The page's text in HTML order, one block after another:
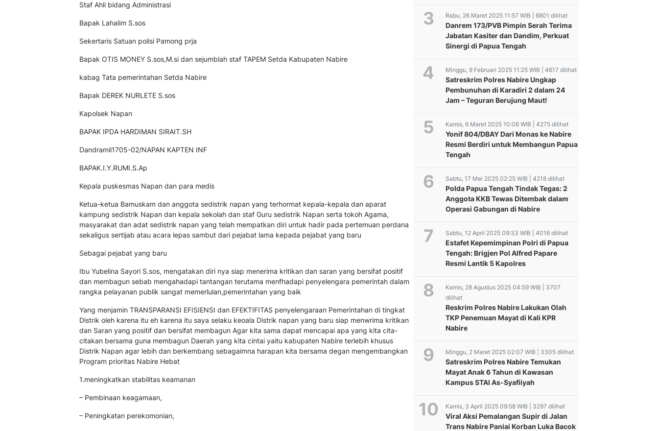
Staf Ahli bidang Administrasi
Bapak Lahalim S.sos
Sekertaris Satuan polisi Pamong prja
Bapak OTIS MONEY S.sos,M.si dan sejumblah staf TAPEM Setda Kabupaten Nabire
kabag Tata pemerintahan Setda Nabire
Bapak DEREK NURLETE S.sos
Kapolsek Napan
BAPAK IPDA HARDIMAN SIRAIT.SH
Dandramil1705-02/NAPAN KAPTEN INF
BAPAK.I.Y.RUMI.S.Ap
Kepala puskesmas Napan dan para medis
Ketua-ketua Bamuskam dan anggota sedistrik napan yang terhormat kepala-kepala dan aparat
kampung sedistrik Napan dan kepala sekolah dan staf Guru sedistrik Napan serta tokoh Agama,
masyarakat dan adat sedistrik napan yang telah mempatkan diri untuk hadir pada pertemuan perdana
sekaligus sertijab atau acara lepas sambut dari pejabat lama kepada pejabat yang baru
Sebagai pejabat yang baru
Ibu Yubelina Sayori S.sos, mengatakan diri nya siap menerima kritikan dan saran yang bersifat positif
dan membagun sebab mengahadapi tantangan terutama menfhadapi penyelengara pemerintah dalam
rangka pelayanan publik sangat memerlulan,pemerintahan yang baik
Yang menjamin TRANSPARANSI EFISIENSI dan EFEKTIFITAS penyelengaraan Pemerintahan di tingkat
Distrik oleh karena itu eh karena itu saya selaku keoala Distrik napan yang baru siap menwrima kritikan
dan Saran yang positif dan bersifat membagun Agar kita sama dapat mencapai apa yang kita cita-
citakan bersama guna membagun Daerah yang kita cintai yaitu kabupaten Nabire terlebih khusus
Distrik Napan agar lebih dan berkembang sebagaimna harapan kita bersama degan mengembangkan
Program prioritas Nabire Hebat
1.meningkatkan stabilitas keamanan
– Pembinaan keagamaan,
– Peningkatan perekomonian,
Rabu, 26 Maret 2025 11:57 WIB | 6801 dilihat
Danrem 173/PVB Pimpin Serah Terima
Jabatan Kasiter dan Dandim, Perkuat
Sinergi di Papua Tengah
Minggu, 9 Februari 2025 11:25 WIB | 4617 dilihat
Satreskrim Polres Nabire Ungkap
Pembunuhan di Karadiri 2 dalam 24
Jam – Teguran Berujung Maut!
Kamis, 6 Maret 2025 10:06 WIB | 4275 dilihat
Yonif 804/DBAY Dari Monas ke Nabire
Resmi Berdiri untuk Membangun Papua
Tengah
Sabtu, 17 Mei 2025 02:25 WIB | 4218 dilihat
Polda Papua Tengah Tindak Tegas: 2
Anggota KKB Tewas Ditembak dalam
Operasi Gabungan di Nabire
Sabtu, 12 April 2025 09:33 WIB | 4016 dilihat
Estafet Kepemimpinan Polri di Papua
Tengah: Brigjen Pol Alfred Papare
Resmi Lantik 5 Kapolres
Kamis, 28 Agustus 2025 04:59 WIB | 3707
dilihat
Reskrim Polres Nabire Lakukan Olah
TKP Penemuan Mayat di Kali KPR
Nabire
Minggu, 2 Maret 2025 02:07 WIB | 3305 dilihat
Satreskrim Polres Nabire Temukan
Mayat Anak 6 Tahun di Kawasan
Kampus STAI As-Syafiiyah
Kamis, 3 April 2025 09:58 WIB | 3297 dilihat
Viral Aksi Pemalangan Supir di Jalan
Trans Nabire Paniai Korban Luka Bacok
KUNKER
WAMENDAGRI John
Wempi Wetipo, S,H.,